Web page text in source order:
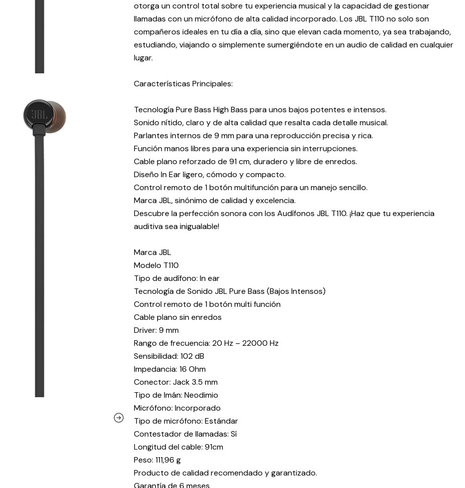
otorga un control total sobre tu experiencia musical y la capacidad de gestionar
llamadas con un micrófono de alta calidad incorporado. Los JBL T110 no solo son
compañeros ideales en tu día a día, sino que elevan cada momento, ya sea trabajando,
estudiando, viajando o simplemente sumergiéndote en un audio de calidad en cualquier
lugar.
Características Principales:
Tecnología Pure Bass High Bass para unos bajos potentes e intensos.
Sonido nítido, claro y de alta calidad que resalta cada detalle musical.
Parlantes internos de 9 mm para una reproducción precisa y rica.
Función manos libres para una experiencia sin interrupciones.
Cable plano reforzado de 91 cm, duradero y libre de enredos.
Diseño In Ear ligero, cómodo y compacto.
Control remoto de 1 botón multifunción para un manejo sencillo.
Marca JBL, sinónimo de calidad y excelencia.
Descubre la perfección sonora con los Audífonos JBL T110. ¡Haz que tu experiencia
auditiva sea inigualable!
Marca JBL
Modelo T110
Tipo de audífono: In ear
Tecnología de Sonido JBL Pure Bass (Bajos Intensos)
Control remoto de 1 botón multi función
Cable plano sin enredos
Driver: 9 mm
Rango de frecuencia: 20 Hz – 22000 Hz
Sensibilidad: 102 dB
Impedancia: 16 Ohm
Conector: Jack 3.5 mm
Tipo de Imán: Neodimio
Micrófono: Incorporado
Tipo de micrófono: Estándar
Contestador de llamadas: Sí
Longitud del cable: 91cm
Peso: 111,96 g
Producto de calidad recomendado y garantizado.
Garantía de 6 meses